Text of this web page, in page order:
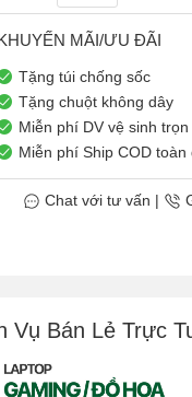
MÃI/ƯU ĐÃI
Tặng túi chống sốc
Tặng chuột không dây
Miễn phí DV vệ sinh
Miễn phí Ship COD toàn
Chat với tư vấn |
Vụ Bán Lẻ Trực